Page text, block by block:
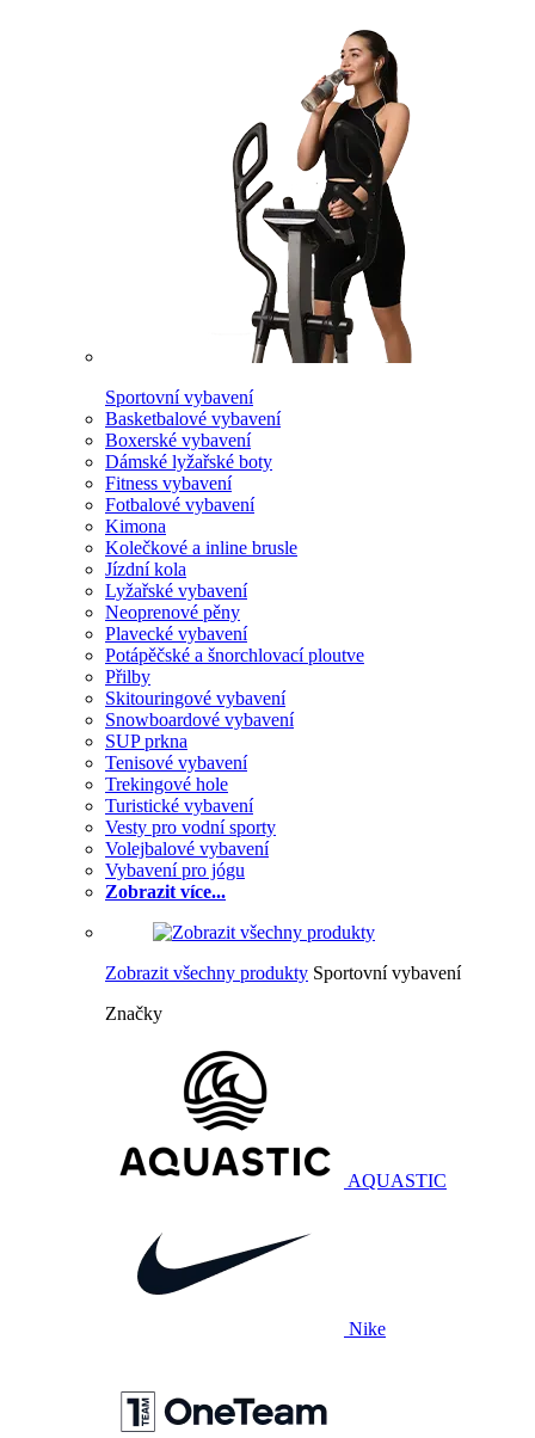
Sportovní vybavení
Basketbalové vybavení
Boxerské vybavení
Dámské lyžařské boty
Fitness vybavení
Fotbalové vybavení
Kimona
Kolečkové a inline brusle
Jízdní kola
Lyžařské vybavení
Neoprenové pěny
Plavecké vybavení
Potápěčské a šnorchlovací ploutve
Přilby
Skitouringové vybavení
Snowboardové vybavení
SUP prkna
Tenisové vybavení
Trekingové hole
Turistické vybavení
Vesty pro vodní sporty
Volejbalové vybavení
Vybavení pro jógu
Zobrazit více...
Zobrazit všechny produkty Sportovní vybavení
Značky
AQUASTIC
Nike